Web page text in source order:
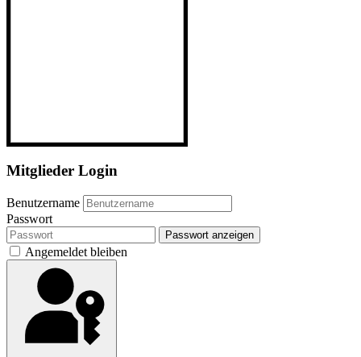
Mitglieder Login
Benutzername
Passwort
Passwort anzeigen
Angemeldet bleiben